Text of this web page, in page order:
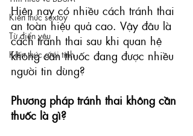
Kiến thức sextoy
Từ điển yêu
Kiến thức giới tính
Hiện nay có nhiều cách tránh thai
an toàn hiệu quả cao. Vậy đâu là
cách tránh thai sau khi quan hệ
không cần thuốc đang được nhiều
người tin dùng?
Phương pháp tránh thai không cần
thuốc là gì?